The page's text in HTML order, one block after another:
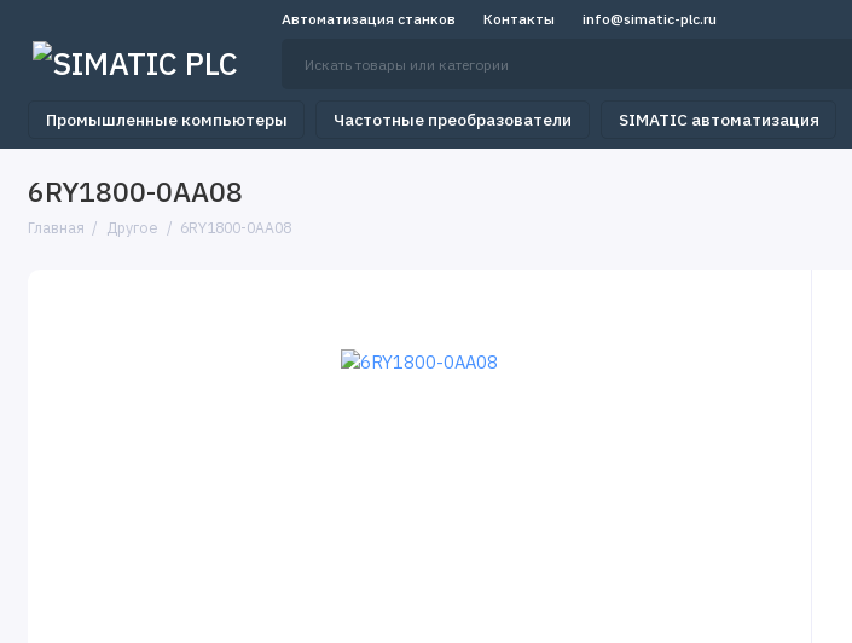
Автоматизация станков Контакты info@simatic-plc.ru
Промышленные компьютеры Частотные преобразователи SIMATIC автоматизация
6RY1800-0AA08
Главная Другое 6RY1800-0AA08